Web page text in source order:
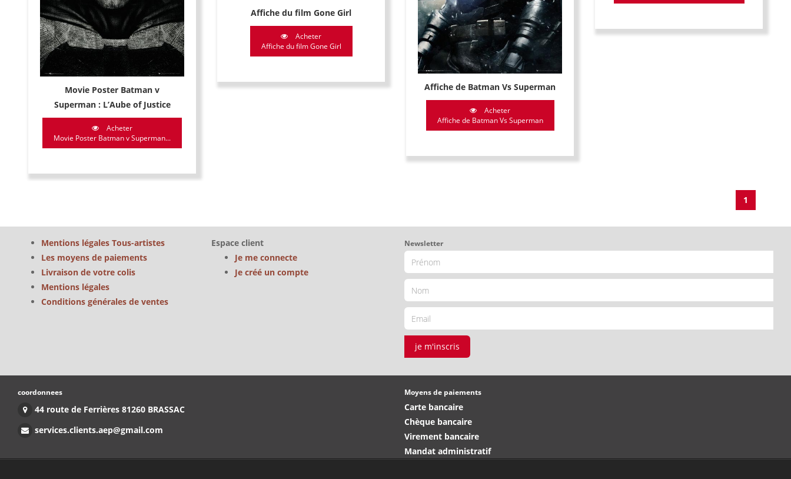
Affiche du film Gone Girl
Acheter
Affiche du film Gone Girl
Affiche de Batman Vs Superman
Acheter
Affiche de Batman Vs Superman
Movie Poster Batman v
Superman : L’Aube of Justice
Acheter
Movie Poster Batman v Superman...
1
Mentions légales Tous-artistes
Les moyens de paiements
Livraison de votre colis
Mentions légales
Conditions générales de ventes
Espace client
Je me connecte
Je créé un compte
Newsletter
je m'inscris
coordonnees
44 route de Ferrières 81260 BRASSAC
services.clients.aep@gmail.com
Moyens de paiements
Carte bancaire
Chèque bancaire
Virement bancaire
Mandat administratif